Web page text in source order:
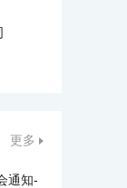
更多
通知-